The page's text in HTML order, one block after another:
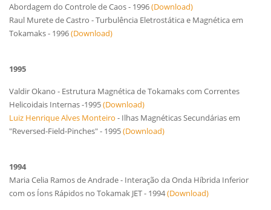
Abordagem do Controle de Caos - 1996(Download)
Raul Murete de Castro - Turbulência Eletrostática e Magnética em
Tokamaks - 1996(Download)
1995
Valdir Okano - Estrutura Magnética de Tokamaks com Correntes
Helicoidais Internas -1995(Download)
Luiz Henrique Alves Monteiro - Ilhas Magnéticas Secundárias em
"Reversed-Field-Pinches" - 1995(Download)
1994
Maria Celia Ramos de Andrade - Interação da Onda Híbrida Inferior
com os Íons Rápidos no Tokamak JET - 1994(Download)